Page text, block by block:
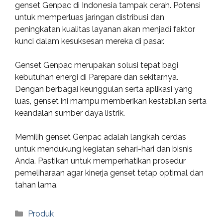
genset Genpac di Indonesia tampak cerah. Potensi
untuk memperluas jaringan distribusi dan
peningkatan kualitas layanan akan menjadi faktor
kunci dalam kesuksesan mereka di pasar.
Genset Genpac merupakan solusi tepat bagi
kebutuhan energi di Parepare dan sekitarnya.
Dengan berbagai keunggulan serta aplikasi yang
luas, genset ini mampu memberikan kestabilan serta
keandalan sumber daya listrik.
Memilih genset Genpac adalah langkah cerdas
untuk mendukung kegiatan sehari-hari dan bisnis
Anda. Pastikan untuk memperhatikan prosedur
pemeliharaan agar kinerja genset tetap optimal dan
tahan lama.
Categories
Produk